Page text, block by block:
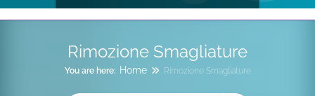
Rimozione Smagliature
You are here: Home Rimozione Smagliature